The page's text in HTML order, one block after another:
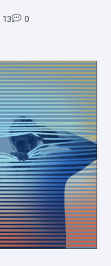
13 0